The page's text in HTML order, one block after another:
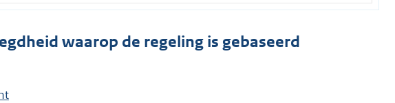
waarop de regeling is gebaseerd